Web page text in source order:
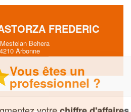
FREDERIC
Behera
Arbonne
êtes un
?